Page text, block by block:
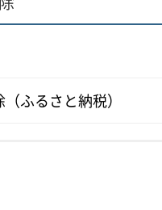
ふるさと納税）